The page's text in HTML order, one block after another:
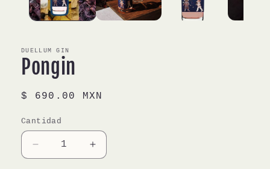
DUELLUM GIN
Pongin
Precio
$ 690.00 MXN
Cantidad
Reducir
cantidad
Aumentar
cantidad